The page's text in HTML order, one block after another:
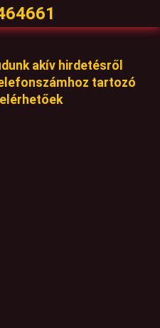
akív hirdetésről
tartozó